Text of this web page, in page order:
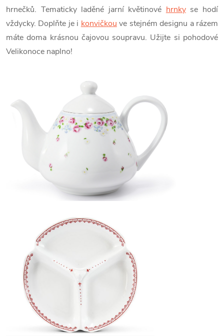
hrnečků. Tematicky laděné jarní květinové hrnkyse hodí
vždycky. Doplňte je i konvičkou ve stejném designu a rázem
máte doma krásnou čajovou soupravu. Užijte si pohodové
Velikonoce naplno!